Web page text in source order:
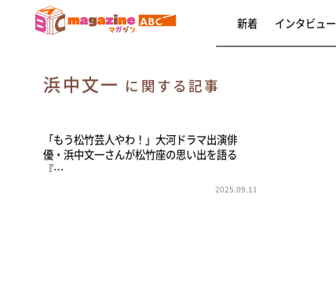
新着 インタビュー
浜中文一 に関する記事
「もう松竹芸人やわ！」大河ドラマ出演俳
優・浜中文一さんが松竹座の思い出を語る
『…
2025.09.11